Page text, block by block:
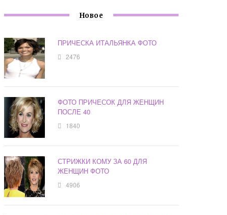
Новое
ПРИЧЕСКА ИТАЛЬЯНКА ФОТО
2476
ФОТО ПРИЧЕСОК ДЛЯ ЖЕНЩИН
ПОСЛЕ 40
1840
СТРИЖКИ КОМУ ЗА 60 ДЛЯ
ЖЕНЩИН ФОТО
4906